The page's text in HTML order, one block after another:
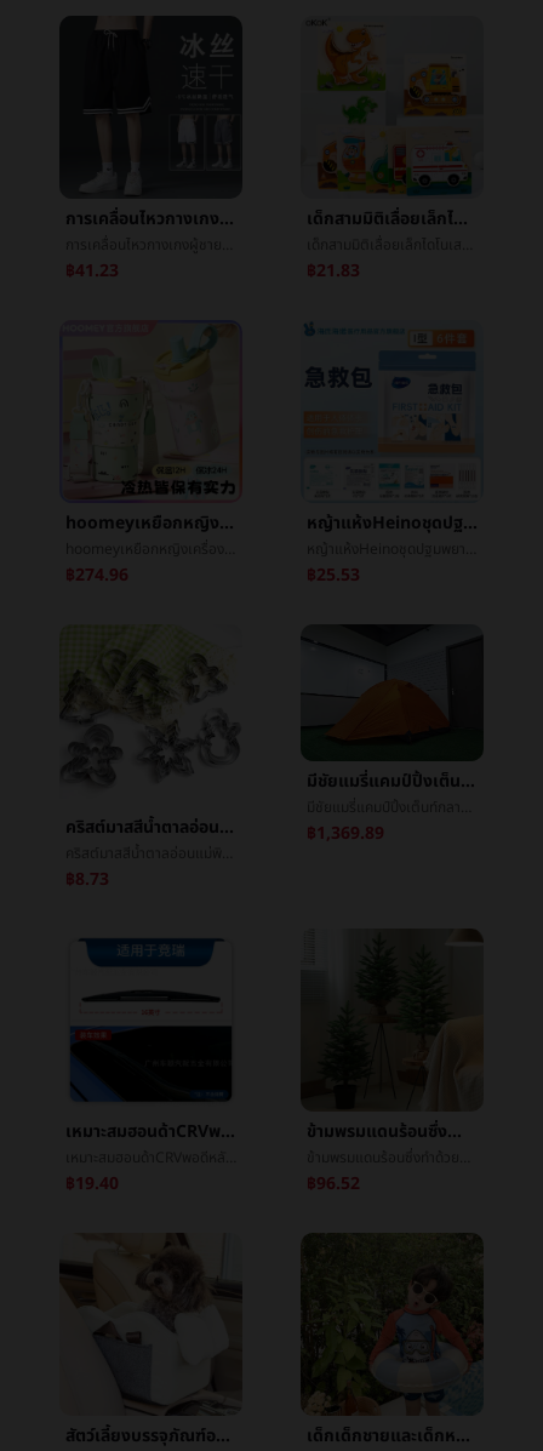
การเคลื่อนไหวกางเกงผู้ชายLeisureฤดูร้อนย่อหน้าผ้าไหมน้ำแข็งหลวมเกาหลีฉบับที่ตีพิมพ์เทรนด์หลวมตรงç­กางเกงห้านาทีกางเกงå­ชาย
฿41.23
เด็กสามมิติเลื่อยเล็กไดโนเสาร์สัตว์3dตะครุบมือจับจิ๊กซอว์ทารกจิ๊กซอว์บังคับก่อนโรงเรียนทำด้วยไม้ต้นเรียนรู้ของเล่น
฿21.83
hoomeyเหยือกหญิงเครื่องเคลือบดินเผาซับในเหยือก2025ใหม่สูงสีมูลค่านักเรียนฟางข้าวถ้วยน้ำประกันภัยน้ำแข็ง
฿274.96
หญ้าแห้งHeinoชุดปฐมพยาบาลการบาดเจ็บกรณีฉุกเฉินบรรจุภัณฑ์แบบพกพาครัวเรือนกลางแจ้งรถเดินทางปีนวางแผลกรณีฉุกเฉินบรรจุภัณฑ์
฿25.53
คริสต์มาสสีน้ำตาลอ่อนแม่พิมพ์เหล็กกล้าไร้สนิมเกล็ดหิมะคริสต์มาสæขนมปังขิงคนคุ้กกี้ผักผลไม้ตัดระยะยาวจุดจัดหา
฿8.73
มีชัยแมรี่แคมป์ปิ้งเต็นท์กลางแจ้งเกินกว่าแสงเสาด้วยมือแบบพกพาดับเบิลต่อต้านฝนตกหนักแคมป์ปิ้งโดยการเดินเท้านักไต่เขาเต็นท์
฿1,369.89
เหมาะสมฮอนด้าCRVพอดีหลังจากที่เครื่องเช็ดENNDesaiç¼¤ความฉลาดXRVมงกุฎถนนURVโดดเด่นคุณธรรมหมอก
฿19.40
ข้ามพรมแดนร้อนซึ่งทำด้วยคนต้นคริสต์มาสสก์ท็อปต้นไม้peคริสต์มาสเครื่องประดับคริสต์มาสต้นไม้เครื่องประดับขนาดเล็กศักดิ์สิทธิ์èªต้นไม้
฿96.52
สัตว์เลี้ยงบรรจุภัณฑ์ออกแบบพกพาบรรจุภัณฑ์ความจุสูงสามารถพับระบายอากาศได้ดีแมวบรรจุภัณฑ์æ·ข้างนอกขนาดเล็กแมวåªรถæè¡บรรจุภัณฑ์ เด็กเด็กชายและเด็กหญิงฤดูร้อน2023ใหม่แยกสามารถAiboสมบัติส้มปลาฉลามชุดว่ายน้ำครีมกันแดดความเร็วแห้งในเด็กๆ